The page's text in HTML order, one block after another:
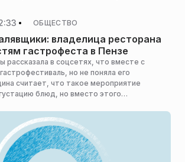
ОБЩЕСТВО
владелица ресторана
гастрофеста в Пензе
рассказала в соцсетях, что вместе с
но не поняла его
считает, что такое мероприятие
блюд, но вместо этого
и на жаре.